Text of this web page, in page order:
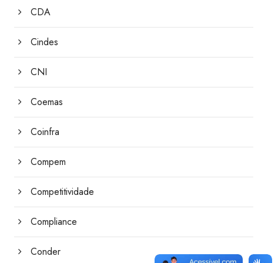
CDA
Cindes
CNI
Coemas
Coinfra
Compem
Competitividade
Compliance
Conder